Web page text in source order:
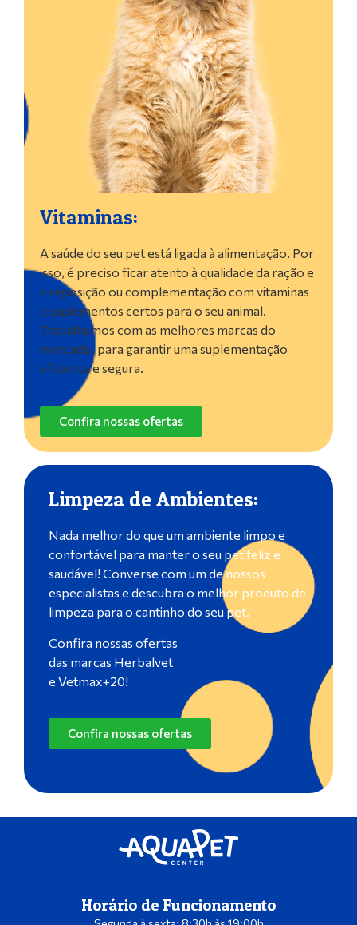
Vitaminas:
A saúde do seu pet está ligada à alimentação. Por
isso, é preciso ficar atento à qualidade da ração e
a reposição ou complementação com vitaminas
e suplementos certos para o seu animal.
Trabalhamos com as melhores marcas do
mercado, para garantir uma suplementação
eficiente e segura.
Confira nossas ofertas
Limpeza de Ambientes:
Nada melhor do que um ambiente limpo e
confortável para manter o seu pet feliz e
saudável! Converse com um de nossos
especialistas e descubra o melhor produto de
limpeza para o cantinho do seu pet.
Confira nossas ofertas
das marcas Herbalvet
e Vetmax+20!
Confira nossas ofertas
Horário de Funcionamento